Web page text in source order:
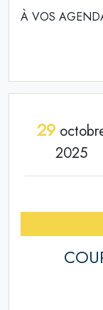
À VOS
29
2025